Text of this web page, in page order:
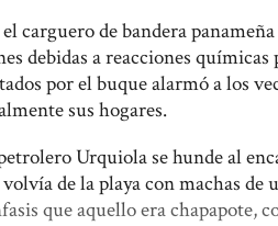
carguero de bandera
debidas a reacciones
por el buque alarmó a los
sus hogares.
Urquiola se hunde al
de la playa con machas de
que aquello era chapapote,